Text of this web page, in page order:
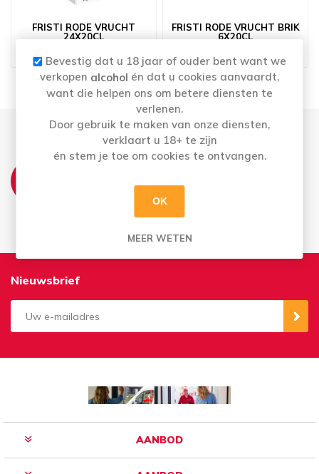
FRISTI RODE VRUCHT
24X20CL
FRISTI RODE VRUCHT BRIK
6X20CL
THUISLEVERING:
Leveringsmomenten op woensdag & vrijdag
Vrij te kiezen - wat er voor u past
Nieuwsbrief
AANBOD
Bevestig dat u 18 jaar of ouder bent want we
verkopen alcohol én dat u cookies aanvaardt,
want die helpen ons om betere diensten te
verlenen.
Door gebruik te maken van onze diensten,
verklaart u 18+ te zijn
én stem je toe om cookies te ontvangen.
OK
MEER WETEN